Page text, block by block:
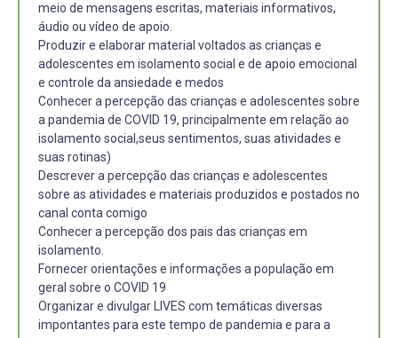
meio de mensagens escritas, materiais informativos,
áudio ou vídeo de apoio.
Produzir e elaborar material voltados as crianças e
adolescentes em isolamento social e de apoio emocional
e controle da ansiedade e medos
Conhecer a percepção das crianças e adolescentes sobre
a pandemia de COVID 19, principalmente em relação ao
isolamento social,seus sentimentos, suas atividades e
suas rotinas)
Descrever a percepção das crianças e adolescentes
sobre as atividades e materiais produzidos e postados no
canal conta comigo
Conhecer a percepção dos pais das crianças em
isolamento.
Fornecer orientações e informações a população em
geral sobre o COVID 19
Organizar e divulgar LIVES com temáticas diversas
impontantes para este tempo de pandemia e para a